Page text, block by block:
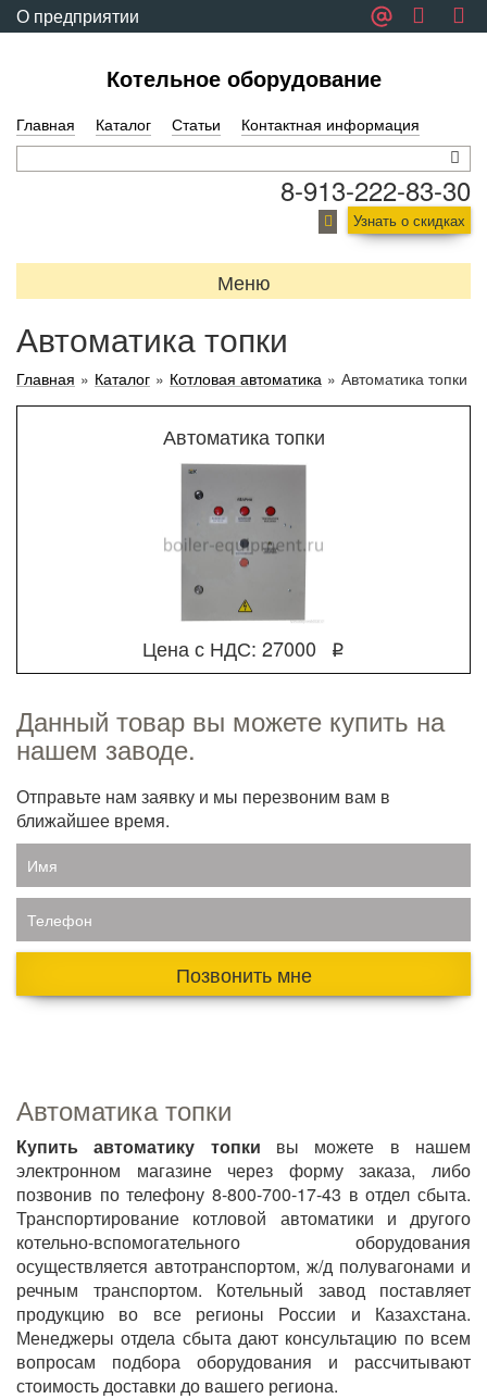
О предприятии
Котельное оборудование
Главная Каталог Статьи Контактная информация
8-913-222-83-30
Узнать о скидках
Меню
Автоматика топки
Главная » Каталог » Котловая автоматика » Автоматика топки
Автоматика топки
Цена с НДС: 27000 q
Данный товар вы можете купить на
нашем заводе.
Отправьте нам заявку и мы перезвоним вам в
ближайшее время.
Имя
Телефон
Позвонить мне
Автоматика топки
Купить автоматику топки вы можете в нашем
электронном магазине через форму заказа, либо
позвонив по телефону 8-800-700-17-43 в отдел сбыта.
Транспортирование котловой автоматики и другого
котельно-вспомогательного оборудования
осуществляется автотранспортом, ж/д полувагонами и
речным транспортом. Котельный завод поставляет
продукцию во все регионы России и Казахстана.
Менеджеры отдела сбыта дают консультацию по всем
вопросам подбора оборудования и рассчитывают
стоимость доставки до вашего региона.